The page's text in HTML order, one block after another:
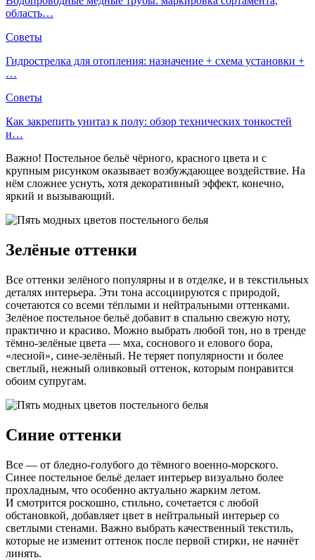
область…
Советы
Гидрострелка для отопления: назначение + схема установки +
…
Советы
Как закрепить унитаз к полу: обзор технических тонкостей
и…
Важно! Постельное бельё чёрного, красного цвета и с
крупным рисунком оказывает возбуждающее воздействие. На
нём сложнее уснуть, хотя декоративный эффект, конечно,
яркий и вызывающий.
Зелёные оттенки
Все оттенки зелёного популярны и в отделке, и в текстильных
деталях интерьера. Эти тона ассоциируются с природой,
сочетаются со всеми тёплыми и нейтральными оттенками.
Зелёное постельное бельё добавит в спальню свежую ноту,
практично и красиво. Можно выбрать любой тон, но в тренде
тёмно-зелёные цвета — мха, соснового и елового бора,
«лесной», сине-зелёный. Не теряет популярности и более
светлый, нежный оливковый оттенок, которым понравится
обоим супругам.
Синие оттенки
Все — от бледно-голубого до тёмного военно-морского.
Синее постельное бельё делает интерьер визуально более
прохладным, что особенно актуально жарким летом.
И смотрится роскошно, стильно, сочетается с любой
обстановкой, добавляет цвет в нейтральный интерьер со
светлыми стенами. Важно выбрать качественный текстиль,
которые не изменит оттенок после первой стирки, не начнёт
линять.